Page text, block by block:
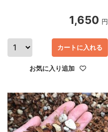
1,650 円
カートに入れる
お気に入り追加